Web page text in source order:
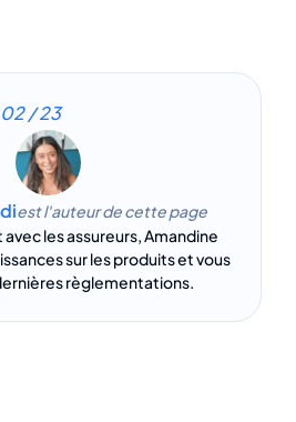
/ 23
est l'auteur de cette page
les assureurs, Amandine
sur les produits et vous
règlementations.